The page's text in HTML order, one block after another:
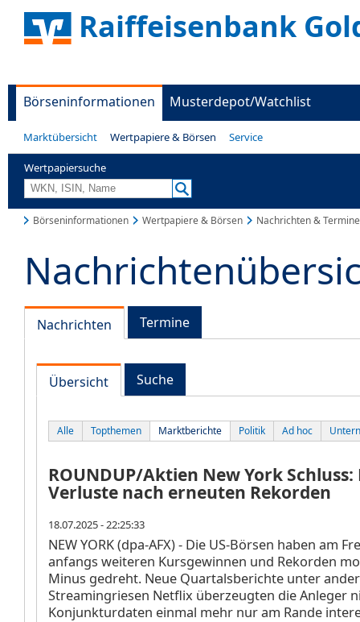
Raiffeisenbank
Börseninformationen Musterdepot/Watchlist
Marktübersicht Wertpapiere & Börsen Service
Wertpapiersuche
Börseninformationen Wertpapiere & Börsen Nachrichten & Termine
Nachrichten Termine
Übersicht Suche
Alle Topthemen Marktberichte Politik Ad hoc
ROUNDUP/Aktien New York
Verluste nach erneuten Rekorden
18.07.2025 - 22:25:33
NEW YORK (dpa-AFX) - Die US-Börsen haben am
anfangs weiteren Kursgewinnen und Rekorden
Minus gedreht. Neue Quartalsberichte unter
Streamingriesen Netflix überzeugten die Anleger
Konjunkturdaten einmal mehr nur am Rande